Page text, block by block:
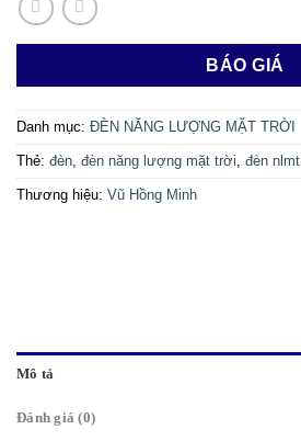
BÁO GIÁ
Danh mục: ĐÈN NĂNG LƯỢNG MẶT TRỜI
Thẻ: đèn đèn năng lượng mặt trời đèn nlmt
Thương hiệu: Vũ Hồng Minh
Mô tả
Đánh giá (0)